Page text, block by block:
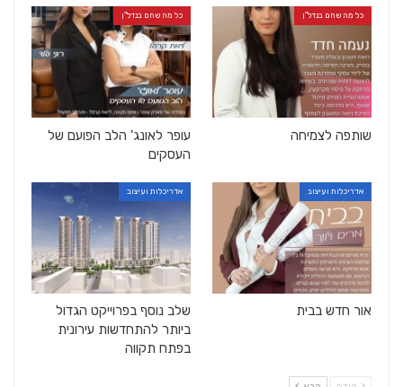
כל מה שחם בנדל"ן
שותפה לצמיחה
כל מה שחם בנדל"ן
עופר לאונג' הלב הפועם של
העסקים
אדריכלות ועיצוב
אור חדש בבית
אדריכלות ועיצוב
שלב נוסף בפרוייקט הגדול
ביותר להתחדשות עירונית
בפתח תקווה